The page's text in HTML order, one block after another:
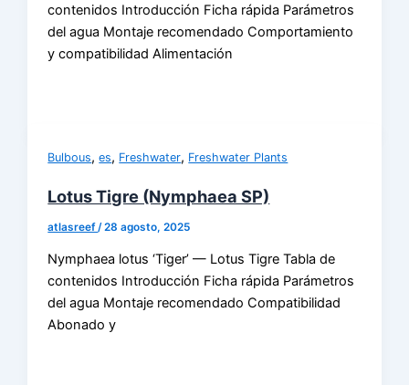
contenidos Introducción Ficha rápida Parámetros
del agua Montaje recomendado Comportamiento
y compatibilidad Alimentación
Bulbous,es, Freshwater, Freshwater Plants
Lotus Tigre (Nymphaea SP)
atlasreef /28 agosto, 2025
Nymphaea lotus ‘Tiger’ — Lotus Tigre Tabla de
contenidos Introducción Ficha rápida Parámetros
del agua Montaje recomendado Compatibilidad
Abonado y